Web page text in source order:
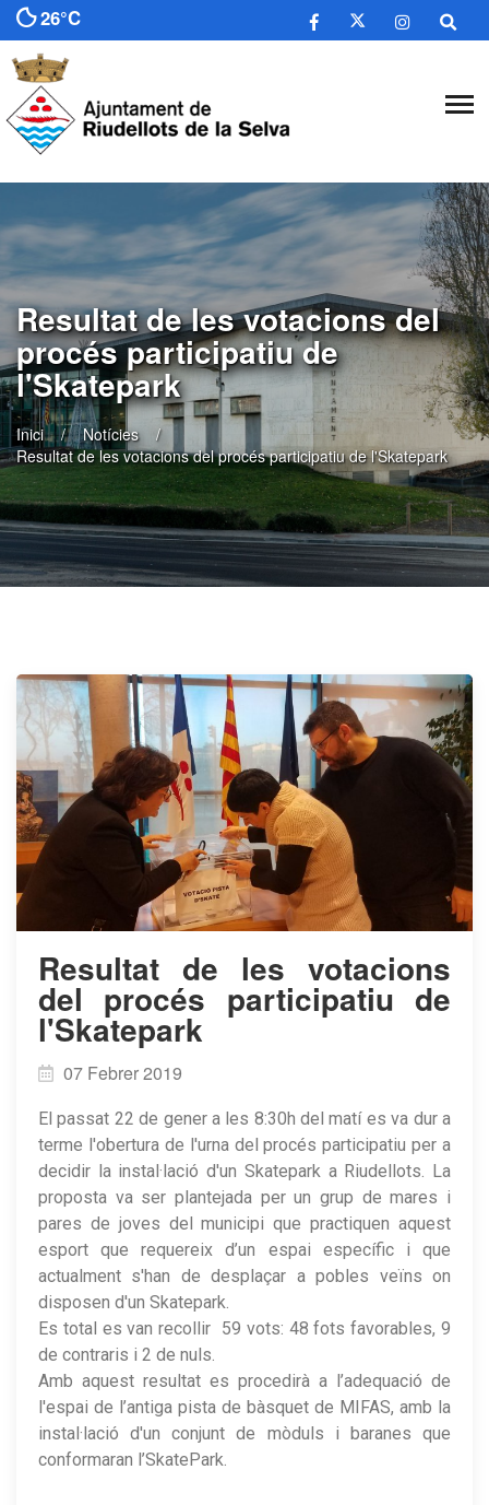
26°C
Resultat de les votacions del
procés participatiu de
l'Skatepark
Inici
Notícies
Resultat de les votacions del procés participatiu de l'Skatepark
Resultat de les votacions
del procés participatiu de
l'Skatepark
07 Febrer 2019
El passat 22 de gener a les 8:30h del matí es va dur a
terme l'obertura de l'urna del procés participatiu per a
decidir la instal·lació d'un Skatepark a Riudellots. La
proposta va ser plantejada per un grup de mares i
pares de joves del municipi que practiquen aquest
esport que requereix d’un espai específic i que
actualment s'han de desplaçar a pobles veïns on
disposen d'un Skatepark.
Es total es van recollir 59 vots: 48 fots favorables, 9
de contraris i 2 de nuls.
Amb aquest resultat es procedirà a l’adequació de
l'espai de l’antiga pista de bàsquet de MIFAS, amb la
instal·lació d'un conjunt de mòduls i baranes que
conformaran l’SkatePark.